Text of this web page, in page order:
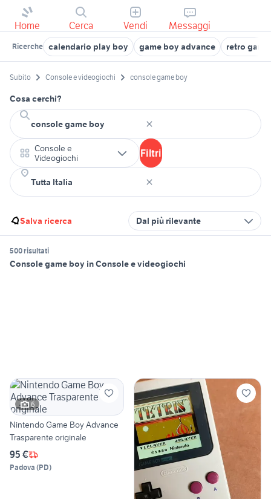
Home Cerca Vendi Messaggi
Ricerche calendario play boy game boy advance retro
Subito Console e videogiochi console game boy
Cosa cerchi?
Console e
Videogiochi
Filtri
Salva ricerca Dal più rilevante
500 risultati
Console game boy in Console e videogiochi
6
Nintendo Game Boy Advance
Trasparente originale
95 €
Padova (PD)